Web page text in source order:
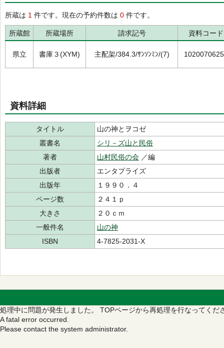
所蔵は 1 件です。現在の予約件数は 0 件です。
所蔵館 所蔵場所 請求記号 資料コード
県立 書庫３(XYM) 主配架/384.3/ｻﾝｿﾝﾐﾝ/(7)
資料詳細
タイトル
山の神とヲコゼ
叢書名
シリ－ズ山と民俗
著者
山村民俗の会 ／編
出版者
エンタプライズ
出版年
１９９０．４
ページ数
２４１ｐ
大きさ
２０ｃｍ
一般件名
山の神
ISBN
4-7825-2031-X
処理中に問題が発生しました。 TOPページから再処理を行なってくだ
A fatal error occurred.
Please contact the system administrator.